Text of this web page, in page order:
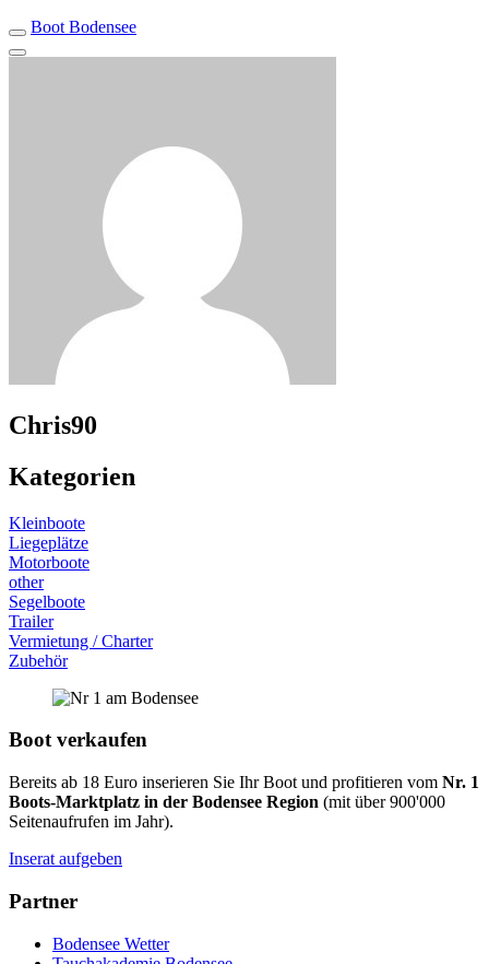
Boot Bodensee
Chris90
Kategorien
Kleinboote
Liegeplätze
Motorboote
other
Segelboote
Trailer
Vermietung / Charter
Zubehör
Boot verkaufen
Bereits ab 18 Euro inserieren Sie Ihr Boot und profitieren vom Nr. 1
Boots-Marktplatz in der Bodensee Region (mit über 900'000
Seitenaufrufen im Jahr).
Inserat aufgeben
Partner
Bodensee Wetter